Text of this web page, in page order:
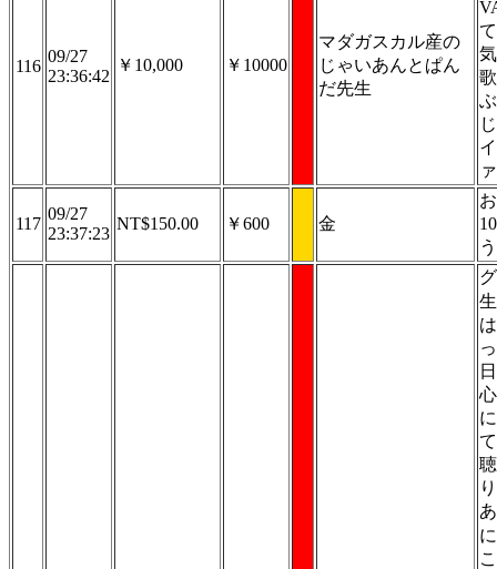
116
09/27
23:36:42
￥10,000 ￥10000
マダガスカル産の
じゃいあんとぱん
だ先生
117
09/27
23:37:23
NT$150.00 ￥600 金